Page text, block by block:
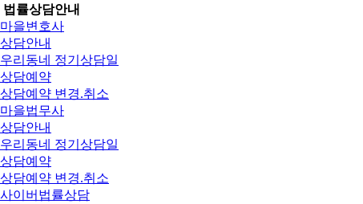
법률상담안내
마을변호사
상담안내
우리동네 정기상담일
상담예약
상담예약 변경.취소
마을법무사
상담안내
우리동네 정기상담일
상담예약
상담예약 변경.취소
사이버법률상담